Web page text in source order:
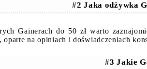
#2 Jaka odżywka
Gainerach do 50 zł warto
oparte na opiniach i doświadczeniach
#3 Jakie